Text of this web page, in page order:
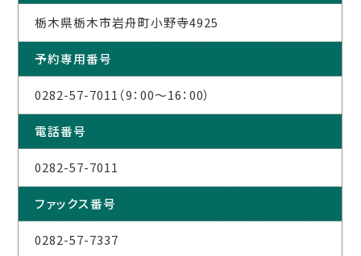
栃木県栃木市岩舟町小野寺4925
予約専用番号
0282-57-7011（9：00～16：00）
電話番号
0282-57-7011
ファックス番号
0282-57-7337